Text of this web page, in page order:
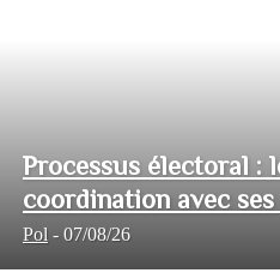
Processus électoral :
coordination avec
Pol - 07/08/26